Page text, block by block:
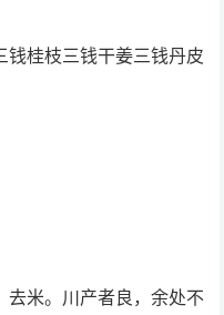
钱桂枝三钱干姜三钱丹皮
米。川产者良，余处不